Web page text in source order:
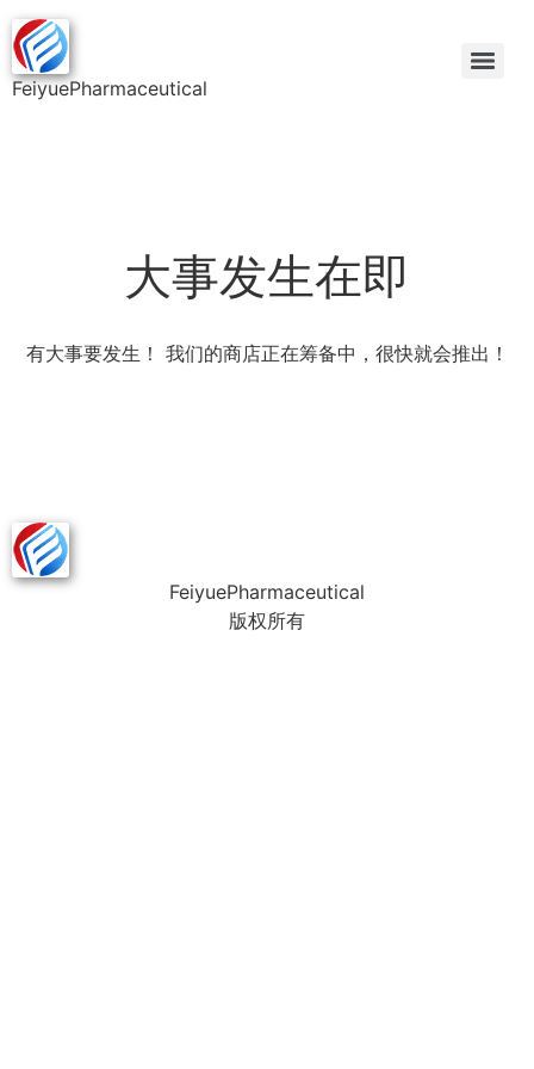
FeiyuePharmaceutical
大事发生在即
有大事要发生！ 我们的商店正在筹备中，很快就会推出！
FeiyuePharmaceutical
版权所有